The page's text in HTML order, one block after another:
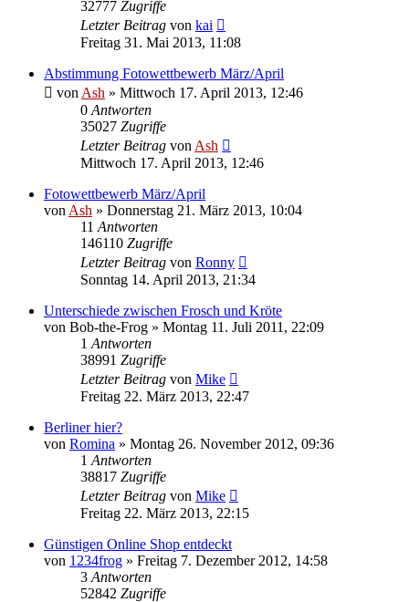
32777 Zugriffe
Letzter Beitrag von kai
Freitag 31. Mai 2013, 11:08
Abstimmung Fotowettbewerb März/April
von Ash » Mittwoch 17. April 2013, 12:46
0 Antworten
35027 Zugriffe
Letzter Beitrag von Ash
Mittwoch 17. April 2013, 12:46
Fotowettbewerb März/April
von Ash » Donnerstag 21. März 2013, 10:04
11 Antworten
146110 Zugriffe
Letzter Beitrag von Ronny
Sonntag 14. April 2013, 21:34
Unterschiede zwischen Frosch und Kröte
von Bob-the-Frog » Montag 11. Juli 2011, 22:09
1 Antworten
38991 Zugriffe
Letzter Beitrag von Mike
Freitag 22. März 2013, 22:47
Berliner hier?
von Romina » Montag 26. November 2012, 09:36
1 Antworten
38817 Zugriffe
Letzter Beitrag von Mike
Freitag 22. März 2013, 22:15
Günstigen Online Shop entdeckt
von 1234frog » Freitag 7. Dezember 2012, 14:58
3 Antworten
52842 Zugriffe